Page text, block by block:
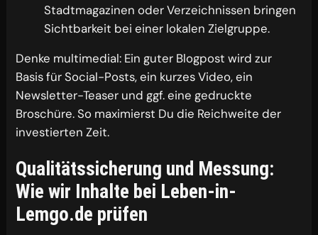
Stadtmagazinen oder Verzeichnissen bringen
Sichtbarkeit bei einer lokalen Zielgruppe.
Denke multimedial: Ein guter Blogpost wird zur
Basis für Social-Posts, ein kurzes Video, ein
Newsletter-Teaser und ggf. eine gedruckte
Broschüre. So maximierst Du die Reichweite der
investierten Zeit.
Qualitätssicherung und Messung:
Wie wir Inhalte bei Leben-in-
Lemgo.de prüfen